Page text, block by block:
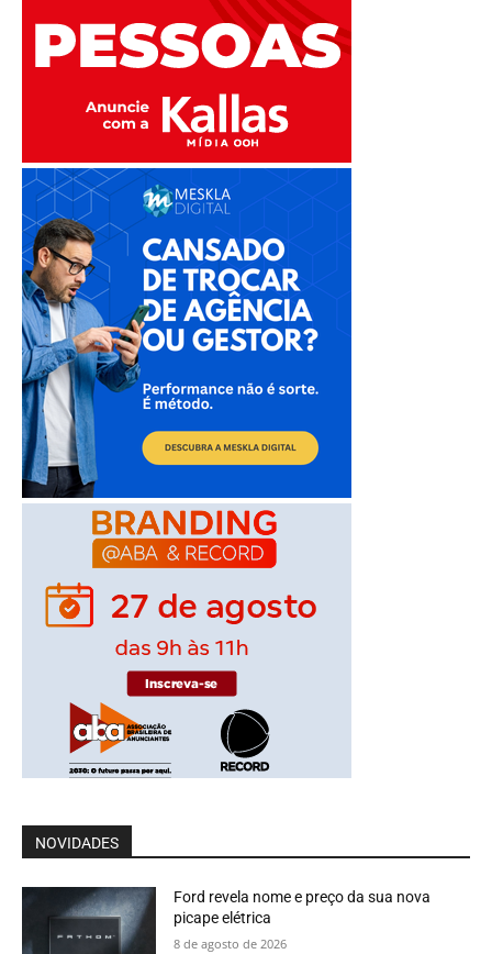
NOVIDADES
Ford revela nome e preço da sua nova
picape elétrica
8 de agosto de 2026